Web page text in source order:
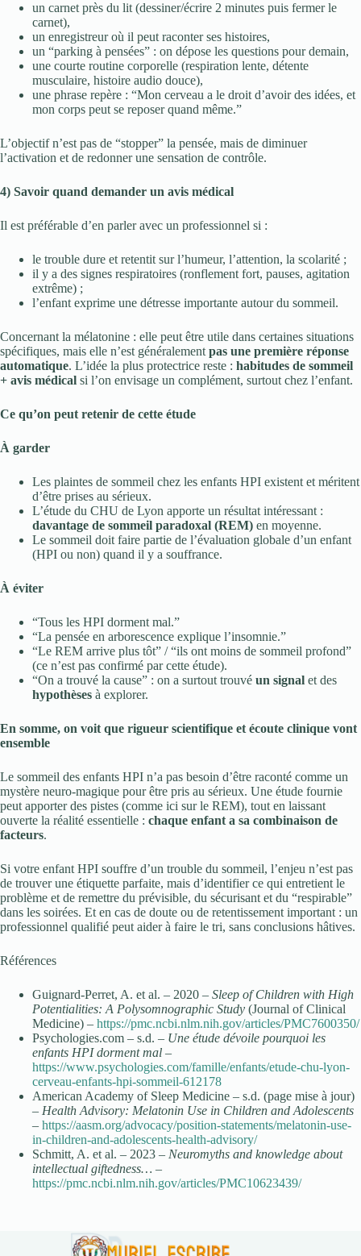
un carnet près du lit (dessiner/écrire 2 minutes puis fermer le
carnet),
un enregistreur où il peut raconter ses histoires,
un “parking à pensées” : on dépose les questions pour demain,
une courte routine corporelle (respiration lente, détente
musculaire, histoire audio douce),
une phrase repère : “Mon cerveau a le droit d’avoir des idées, et
mon corps peut se reposer quand même.”
L’objectif n’est pas de “stopper” la pensée, mais de diminuer
l’activation et de redonner une sensation de contrôle.
4) Savoir quand demander un avis médical
Il est préférable d’en parler avec un professionnel si :
le trouble dure et retentit sur l’humeur, l’attention, la scolarité ;
il y a des signes respiratoires (ronflement fort, pauses, agitation
extrême) ;
l’enfant exprime une détresse importante autour du sommeil.
Concernant la mélatonine : elle peut être utile dans certaines situations
spécifiques, mais elle n’est généralement pas une première réponse
automatique. L’idée la plus protectrice reste : habitudes de sommeil
+ avis médical si l’on envisage un complément, surtout chez l’enfant.
Ce qu’on peut retenir de cette étude
À garder
Les plaintes de sommeil chez les enfants HPI existent et méritent
d’être prises au sérieux.
L’étude du CHU de Lyon apporte un résultat intéressant :
davantage de sommeil paradoxal (REM) en moyenne.
Le sommeil doit faire partie de l’évaluation globale d’un enfant
(HPI ou non) quand il y a souffrance.
À éviter
“Tous les HPI dorment mal.”
“La pensée en arborescence explique l’insomnie.”
“Le REM arrive plus tôt” / “ils ont moins de sommeil profond”
(ce n’est pas confirmé par cette étude).
“On a trouvé la cause” : on a surtout trouvé un signal et des
hypothèses à explorer.
En somme, on voit que rigueur scientifique et écoute clinique vont
ensemble
Le sommeil des enfants HPI n’a pas besoin d’être raconté comme un
mystère neuro-magique pour être pris au sérieux. Une étude fournie
peut apporter des pistes (comme ici sur le REM), tout en laissant
ouverte la réalité essentielle : chaque enfant a sa combinaison de
facteurs.
Si votre enfant HPI souffre d’un trouble du sommeil, l’enjeu n’est pas
de trouver une étiquette parfaite, mais d’identifier ce qui entretient le
problème et de remettre du prévisible, du sécurisant et du “respirable”
dans les soirées. Et en cas de doute ou de retentissement important : un
professionnel qualifié peut aider à faire le tri, sans conclusions hâtives.
Références
Guignard-Perret, A. et al. – 2020 – Sleep of Children with High
Potentialities: A Polysomnographic Study (Journal of Clinical
Medicine) – https://pmc.ncbi.nlm.nih.gov/articles/PMC7600350/
Psychologies.com – s.d. – Une étude dévoile pourquoi les
enfants HPI dorment mal –
https://www.psychologies.com/famille/enfants/etude-chu-lyon-
cerveau-enfants-hpi-sommeil-612178
American Academy of Sleep Medicine – s.d. (page mise à jour)
– Health Advisory: Melatonin Use in Children and Adolescents
– https://aasm.org/advocacy/position-statements/melatonin-use-
in-children-and-adolescents-health-advisory/
Schmitt, A. et al. – 2023 – Neuromyths and knowledge about
intellectual giftedness… –
https://pmc.ncbi.nlm.nih.gov/articles/PMC10623439/